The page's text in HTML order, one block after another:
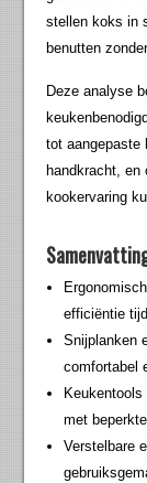
stellen koks in
benutten
Deze analyse
tot aangepaste
handkracht, en
kookervaring
efficiëntie
Snijplanken
comfortabel
met
Verstelbare